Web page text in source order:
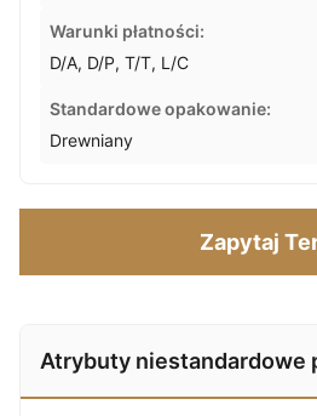
Warunki płatności:
D/A, D/P, T/T, L/C
Standardowe opakowanie:
Drewniany
Zapytaj
Atrybuty niestandardowe